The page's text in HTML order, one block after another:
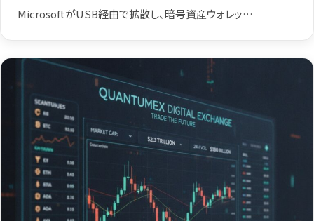
MicrosoftがUSB経由で拡散し、暗号資産ウォレッ…